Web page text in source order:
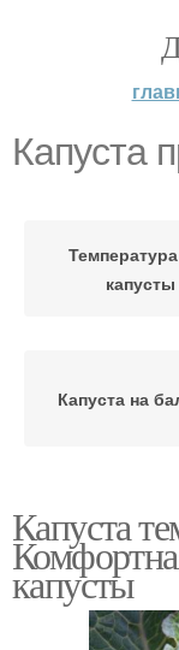
Капуста
капусты
Капуста на
Квашеная
Капуста
капусты